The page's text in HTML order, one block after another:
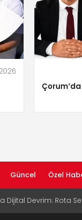
Güncel Özel
Dijital Devrim: Rota